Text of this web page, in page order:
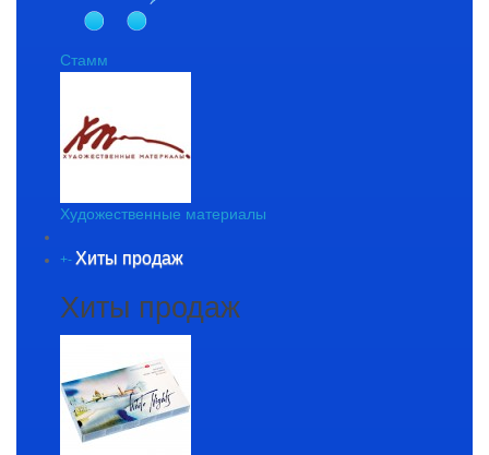
Стамм
Художественные материалы
+- Хиты продаж
Хиты продаж